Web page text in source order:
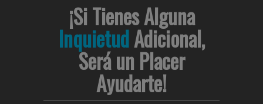
¡Si Tienes Alguna
InquietudAdicional,
Será un Placer
Ayudarte!